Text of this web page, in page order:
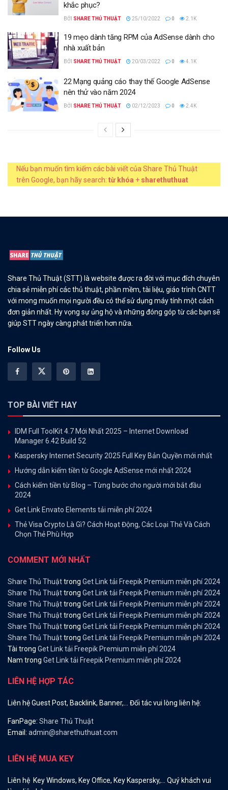
khắc phục?
BỞI SHARE THỦ THUẬT 25/10/2022 0 2.1K
19 mẹo dành tăng RPM của AdSense dành cho
nhà xuất bản
BỞI SHARE THỦ THUẬT 20/03/2022 0 4.1K
22 Mạng quảng cáo thay thế Google AdSense
nên thử vào năm 2024
BỞI SHARE THỦ THUẬT 02/12/2023 0 2.4K
Nếu bạn muốn tìm kiếm các bài viết của Share Thủ Thuật
trên Google, bạn hãy search: từ khóa + sharethuthuat
Share Thủ Thuật (STT) là website được ra đời với mục đích chuyên
chia sẻ miễn phí các thủ thuật, phần mềm, tài liệu, giáo trình CNTT
với mong muốn mọi người đều có thể sử dụng máy tính một cách
đơn giản nhất. Hy vọng sự ủng hộ và những đóng góp từ các bạn sẽ
giúp STT ngày càng phát triển hơn nữa.
Follow Us
TOP BÀI VIẾT HAY
IDM Full ToolKit 4.7 Mới Nhất 2025 – Internet Download
Manager 6.42 Build 52
Kaspersky Internet Security 2025 Full Key Bản Quyền mới nhất
Hướng dẫn kiếm tiền từ Google AdSense mới nhất 2024
Cách kiếm tiền từ Blog – Từng bước cho người mới bắt đầu
2024
Get Link Envato Elements tải miễn phí 2024
Thẻ Visa Crypto Là Gì? Cách Hoạt Động, Các Loại Thẻ Và Cách
Chọn Thẻ Phù Hợp
COMMENT MỚI NHẤT
Share Thủ Thuậttrong Get Link tải Freepik Premium miễn phí 2024
Share Thủ Thuậttrong Get Link tải Freepik Premium miễn phí 2024
Share Thủ Thuậttrong Get Link tải Freepik Premium miễn phí 2024
Share Thủ Thuậttrong Get Link tải Freepik Premium miễn phí 2024
Share Thủ Thuậttrong Get Link tải Freepik Premium miễn phí 2024
Share Thủ Thuậttrong Get Link tải Freepik Premium miễn phí 2024
Tài trong Get Link tải Freepik Premium miễn phí 2024
Nam trong Get Link tải Freepik Premium miễn phí 2024
LIÊN HỆ HỢP TÁC
Liên hệ Guest Post, Backlink, Banner,… Đối tác vui lòng liên hệ:
FanPage: Share Thủ Thuật
Email: admin@sharethuthuat.com
LIÊN HỆ MUA KEY
Liên hệ Key Windows, Key Office, Key Kaspersky,… Quý khách vui